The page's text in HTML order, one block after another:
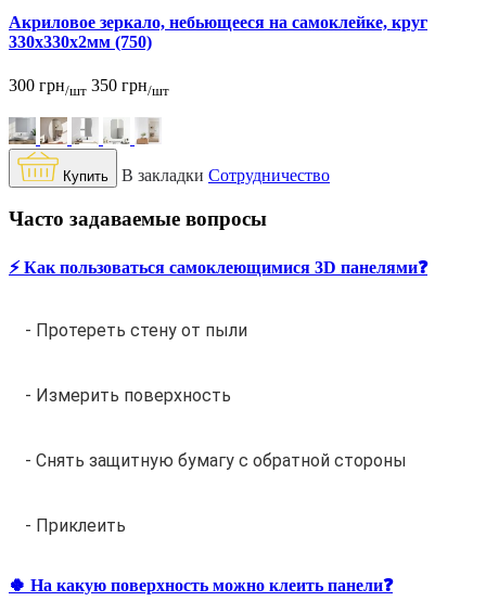
Акриловое зеркало, небьющееся на самоклейке, круг
330х330х2мм (750)
300 грн/шт 350 грн/шт
Купить В закладки Сотрудничество
Часто задаваемые вопросы
⚡️ Как пользоваться самоклеющимися 3D панелями❓
- Протереть стену от пыли
- Измерить поверхность
- Снять защитную бумагу с обратной стороны
- Приклеить
🍀 На какую поверхность можно клеить панели❓